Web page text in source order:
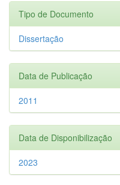
Tipo de Documento
Dissertação
Data de Publicação
2011
Data de Disponibilização
2023